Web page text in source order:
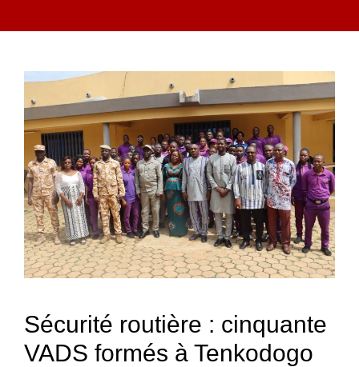
Sécurité routière : cinquante
VADS formés à Tenkodogo